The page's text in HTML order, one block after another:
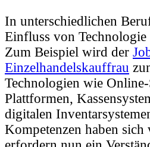
In unterschiedlichen
Einfluss von
Zum Beispiel wird der
Einzelhandelskauffrau
Technologien wie
Plattformen,
digitalen
Kompetenzen haben sich